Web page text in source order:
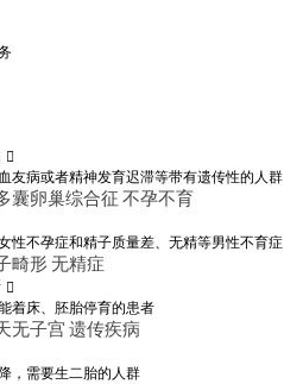

友病或者精神发育迟滞等带有遗传性的人群
囊卵巢综合征 不孕不育
性不孕症和精子质量差、无精等男性不育症
畸形 无精症

着床、胚胎停育的患者
无子宫 遗传疾病
，需要生二胎的人群